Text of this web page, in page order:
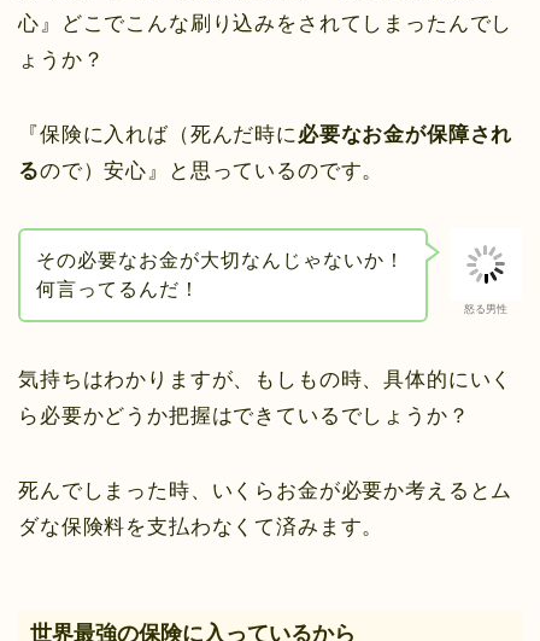
心』どこでこんな刷り込みをされてしまったんでし
ょうか？
『保険に入れば（死んだ時に必要なお金が保障され
るので）安心』と思っているのです。
怒る男性
その必要なお金が大切なんじゃないか！
何言ってるんだ！
気持ちはわかりますが、もしもの時、具体的にいく
ら必要かどうか把握はできているでしょうか？
死んでしまった時、いくらお金が必要か考えるとム
ダな保険料を支払わなくて済みます。
世界最強の保険に入っているから